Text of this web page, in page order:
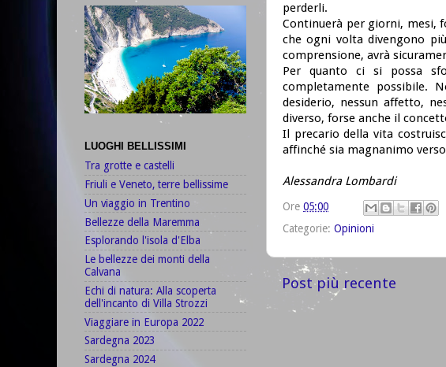
perderli.
Continuerà per giorni, mesi,
che ogni volta divengono
comprensione, avrà
Per quanto ci si possa
completamente possibile.
desiderio, nessun affetto,
diverso, forse anche il
Il precario della vita
affinché sia magnanimo
Alessandra Lombardi
Ore 05:00
Categorie: Opinioni
Post più recente
LUOGHI BELLISSIMI
Tra grotte e castelli
Friuli e Veneto, terre bellissime
Un viaggio in Trentino
Bellezze della Maremma
Esplorando l'isola d'Elba
Le bellezze dei monti della
Calvana
Echi di natura: Alla scoperta
dell'incanto di Villa Strozzi
Viaggiare in Europa 2022
Sardegna 2023
Sardegna 2024